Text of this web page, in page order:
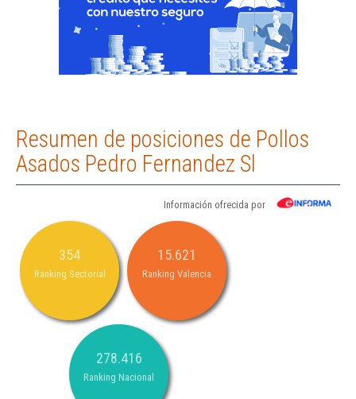
Resumen de posiciones de Pollos
Asados Pedro Fernandez Sl
Información ofrecida por
354
Ranking Sectorial
15.621
Ranking Valencia
278.416
Ranking Nacional